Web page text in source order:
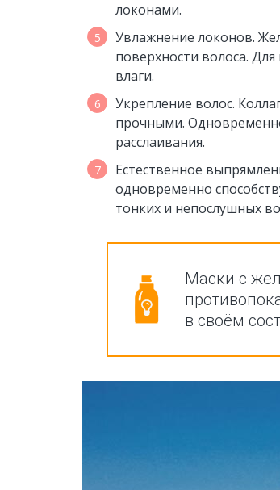
локонами.
Увлажнение локонов.
поверхности волоса.
влаги.
Укрепление волос.
прочными.
расслаивания.
Естественное
одновременно
тонких и непослушных
Маски с
в своём